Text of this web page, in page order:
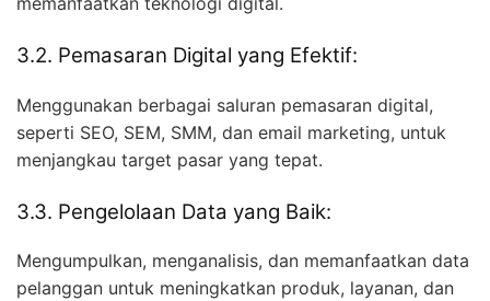
3.2. Pemasaran Digital yang Efektif:
Menggunakan berbagai saluran pemasaran digital,
seperti SEO, SEM, SMM, dan email marketing, untuk
menjangkau target pasar yang tepat.
3.3. Pengelolaan Data yang Baik:
Mengumpulkan, menganalisis, dan memanfaatkan data
pelanggan untuk meningkatkan produk, layanan, dan